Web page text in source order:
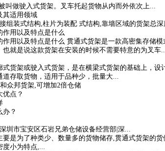
叫做驶入式货架。叉车托起货物从内而外依次上...
其适用领域
组装式结构,柱片为装配 式结构,靠墙区域的货架总深
作用以及特点是什么
作用以及特点是什么 贯通式货架是一款高密集存储
也就是说这款货架在安装的时候不需要特意的为叉车
式货架或驶入式货架，是在横梁式货架的基础上，
道存取货物，适用于品种少，批量大...
众邦货架,可增加2倍仓储
优点？
办？
圳市宝安区石岩兄弟仓储设备经营部|深...
要是为了种类少、数量多的货物储存,贯通式货架的
度小为特点,...